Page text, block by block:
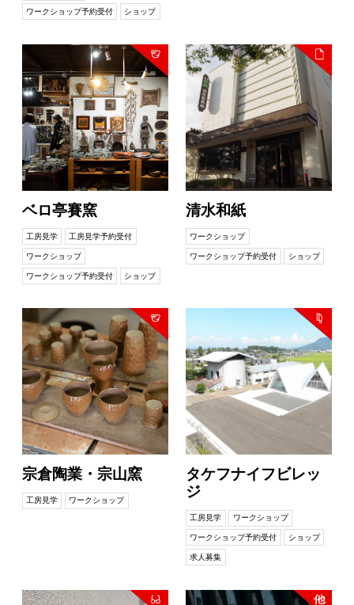
ワークショップ予約受付 ショップ
ベロ亭賽窯
工房見学 工房見学予約受付
ワークショップ
ワークショップ予約受付 ショップ
清水和紙
ワークショップ
ワークショップ予約受付 ショップ
宗倉陶業・宗山窯
工房見学 ワークショップ
タケフナイフビレッ
ジ
工房見学 ワークショップ
ワークショップ予約受付 ショップ
求人募集